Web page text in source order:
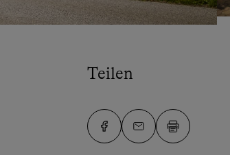
Teilen